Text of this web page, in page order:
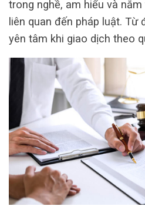
trong nghề, am hiểu và
liên quan đến pháp luật. Từ
yên tâm khi giao dịch theo